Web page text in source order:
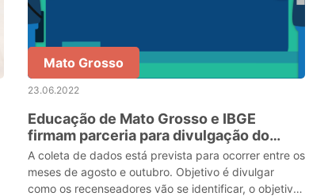
Mato Grosso
23.06.2022
Educação de Mato Grosso e IBGE
firmam parceria para divulgação do
início do censo demográfico 2022
A coleta de dados está prevista para ocorrer entre os
meses de agosto e outubro. Objetivo é divulgar
como os recenseadores vão se identificar, o objetivo